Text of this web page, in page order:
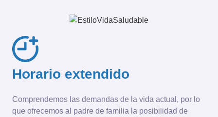
Horario extendido
Comprendemos las demandas de la vida actual, por lo
que ofrecemos al padre de familia la posibilidad de